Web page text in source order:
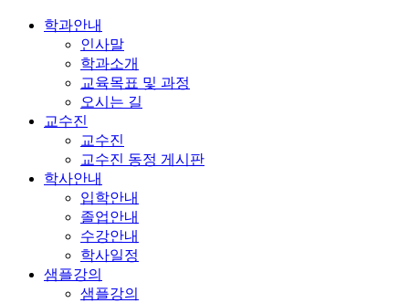
학과안내
인사말
학과소개
교육목표 및 과정
오시는 길
교수진
교수진
교수진 동정 게시판
학사안내
입학안내
졸업안내
수강안내
학사일정
샘플강의
샘플강의